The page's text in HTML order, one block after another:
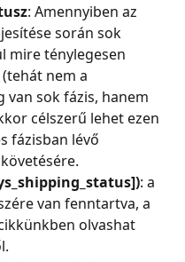
: Amennyiben az
során sok
mire ténylegesen
nem a
van sok fázis, hanem
célszerű lehet ezen
fázisban lévő
: a
van fenntartva, a
olvashat